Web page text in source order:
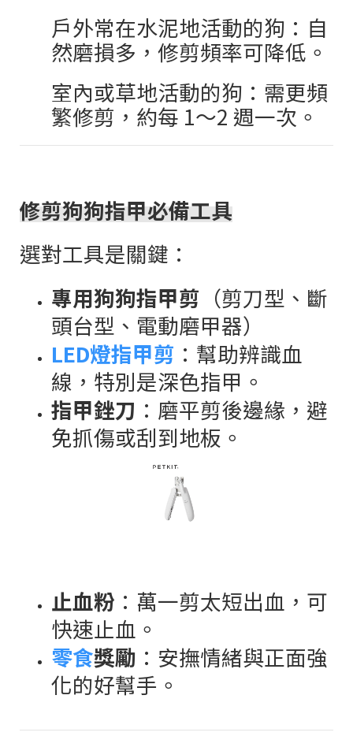
戶外常在水泥地活動的狗：自
然磨損多，修剪頻率可降低。
室內或草地活動的狗：需更頻
繁修剪，約每 1～2 週一次。
修剪狗狗指甲必備工具
選對工具是關鍵：
專用狗狗指甲剪 （剪刀型、斷
頭台型、電動磨甲器）
LED燈指甲剪 ：幫助辨識血
線，特別是深色指甲。
指甲銼刀 ：磨平剪後邊緣，避
免抓傷或刮到地板。
止血粉 ：萬一剪太短出血，可
快速止血。
零食獎勵 ：安撫情緒與正面強
化的好幫手。